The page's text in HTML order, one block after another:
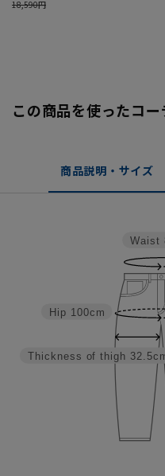
この商品を使ったコー
商品説明・サイズ
Thickness of thigh
Hip 100cm
Waist